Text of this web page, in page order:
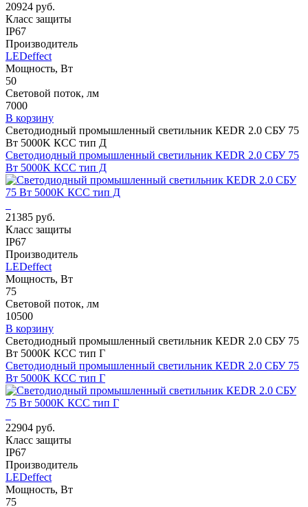
20924 руб.
Класс защиты
IP67
Производитель
LEDeffect
Мощность, Вт
50
Световой поток, лм
7000
В корзину
Светодиодный промышленный светильник КЕDR 2.0 СБУ 75
Вт 5000K КСС тип Д
Светодиодный промышленный светильник КЕDR 2.0 СБУ 75
Вт 5000K КСС тип Д
21385 руб.
Класс защиты
IP67
Производитель
LEDeffect
Мощность, Вт
75
Световой поток, лм
10500
В корзину
Светодиодный промышленный светильник КЕDR 2.0 СБУ 75
Вт 5000K КСС тип Г
Светодиодный промышленный светильник КЕDR 2.0 СБУ 75
Вт 5000K КСС тип Г
22904 руб.
Класс защиты
IP67
Производитель
LEDeffect
Мощность, Вт
75